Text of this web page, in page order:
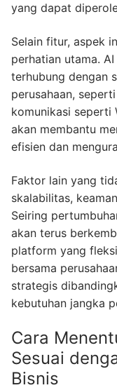
yang dapat
Selain fitur, aspek
perhatian utama.
terhubung dengan
perusahaan,
komunikasi seperti
akan membantu
efisien dan
Faktor lain yang
skalabilitas,
Seiring
akan terus
platform yang
bersama
strategis
kebutuhan jangka
Cara
Sesuai
Bisnis